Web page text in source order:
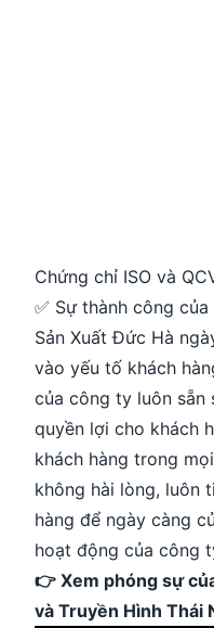
Chứng chỉ ISO và
✅ Sự thành công
Sản Xuất Đức Hà
vào yếu tố khách
của công ty luôn sẵn
quyền lợi cho khách
khách hàng trong
không hài lòng, luôn
hàng để ngày càng
hoạt động của công
👉 Xem phóng sự
và Truyền Hình Thái